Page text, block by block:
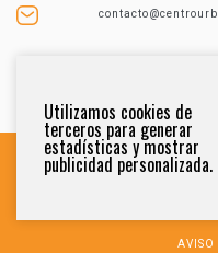
AVISO
Utilizamos cookies de
terceros para generar
estadísticas y mostrar
publicidad personalizada.